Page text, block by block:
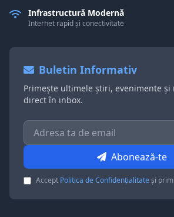
Infrastructură Modernă
Internet rapid și conectivitate
Buletin Informativ
Primește ultimele știri, evenimente
direct în inbox.
Abonează-te
Accept Politica de Confidențialitateși